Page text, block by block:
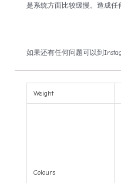
是系统方面比较缓慢。造成任
如果还有任何问题可以到
Weight
Colours